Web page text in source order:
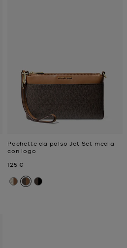
Pochette da polso Jet Set media
con logo
Prezzo attuale
125 €